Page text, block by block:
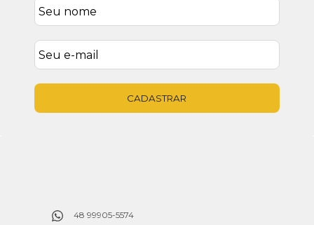
CADASTRAR
48 99905-5574